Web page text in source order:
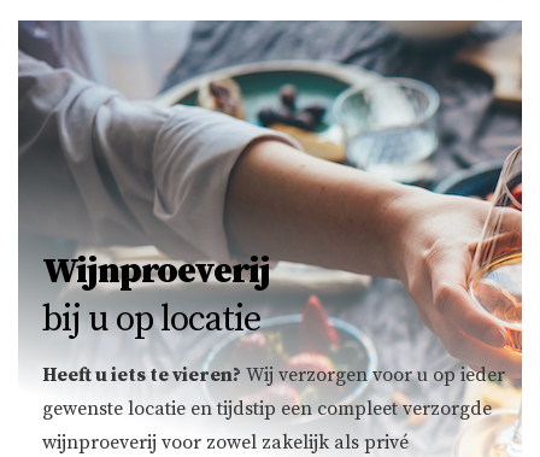
Wijnproeverij
bij u op locatie
Heeft u iets te vieren? Wij verzorgen voor u op ieder
gewenste locatie en tijdstip een compleet verzorgde
wijnproeverij voor zowel zakelijk als privé